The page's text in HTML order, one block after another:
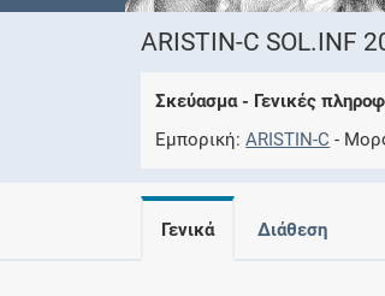
ARISTIN-C SOL.INF
Σκεύασμα - Γενικές
Εμπορική ARISTIN-C
Γενικά Διάθεση